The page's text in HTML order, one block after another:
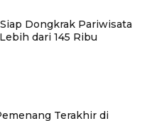
Dongkrak Pariwisata
dari 145 Ribu
Terakhir di